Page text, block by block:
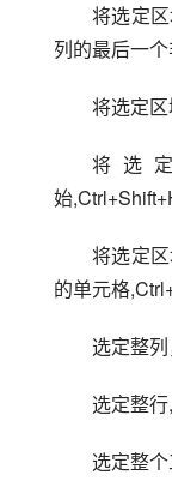
将选定
列的最后一
将选定
将选
始
将选定
的单元格
选定整
选定整
选定整